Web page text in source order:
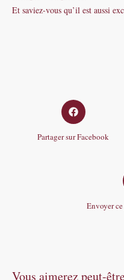
Et saviez-vous qu’il est aussi
Opens
in
Partager sur Facebook
Envoyer
Vous aimerez peut-